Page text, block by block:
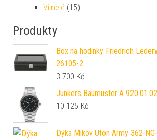
Vilnelé (15)
Produkty
Box na hodinky Friedrich
26105-2
3 700 Kč
Junkers Baumuster A
10 125 Kč
Dýka Mikov Uton Army 362-